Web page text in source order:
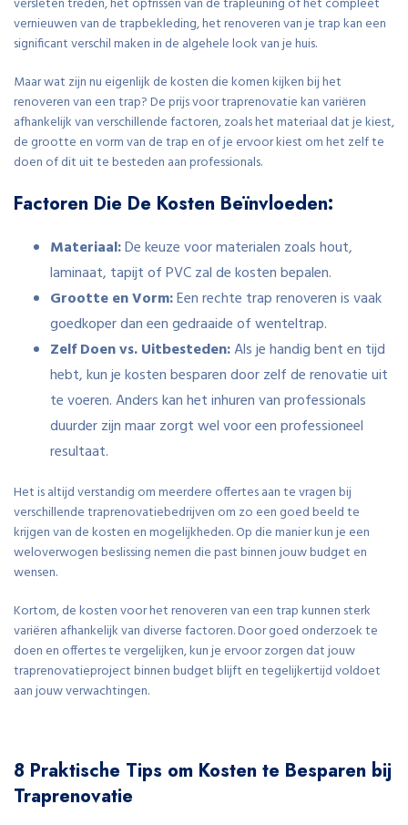
versleten treden, het opfrissen van de trapleuning of het compleet
vernieuwen van de trapbekleding, het renoveren van je trap kan een
significant verschil maken in de algehele look van je huis.
Maar wat zijn nu eigenlijk de kosten die komen kijken bij het
renoveren van een trap? De prijs voor traprenovatie kan variëren
afhankelijk van verschillende factoren, zoals het materiaal dat je kiest,
de grootte en vorm van de trap en of je ervoor kiest om het zelf te
doen of dit uit te besteden aan professionals.
Factoren Die De Kosten Beïnvloeden:
Materiaal:De keuze voor materialen zoals hout,
laminaat, tapijt of PVC zal de kosten bepalen.
Grootte en Vorm:Een rechte trap renoveren is vaak
goedkoper dan een gedraaide of wenteltrap.
Zelf Doen vs. Uitbesteden:Als je handig bent en tijd
hebt, kun je kosten besparen door zelf de renovatie uit
te voeren. Anders kan het inhuren van professionals
duurder zijn maar zorgt wel voor een professioneel
resultaat.
Het is altijd verstandig om meerdere offertes aan te vragen bij
verschillende traprenovatiebedrijven om zo een goed beeld te
krijgen van de kosten en mogelijkheden. Op die manier kun je een
weloverwogen beslissing nemen die past binnen jouw budget en
wensen.
Kortom, de kosten voor het renoveren van een trap kunnen sterk
variëren afhankelijk van diverse factoren. Door goed onderzoek te
doen en offertes te vergelijken, kun je ervoor zorgen dat jouw
traprenovatieproject binnen budget blijft en tegelijkertijd voldoet
aan jouw verwachtingen.
8 Praktische Tips om Kosten te Besparen bij
Traprenovatie